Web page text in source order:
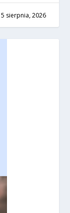
5 sierpnia, 2026